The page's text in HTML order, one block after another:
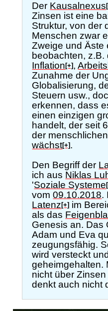
Der Kausalnexus
Zinsen ist eine
Struktur, von der
Menschen zwar
Zweige und Äste
beobachten, z.B.
Inflation[+] ,
Zunahme der
Globalisierung,
Steuern usw.,
erkennen, dass
einen einzigen
handelt, der seit
der
wächst[+] .
Den Begriff der
ich aus Niklas
'Soziale Systeme
vom09.10.2018.
Latenz[+] im
als das
Genesis an. Das
Adam und Eva
zeugungsfähig.
wird versteckt und
geheimgehalten.
nicht über
denkt auch nicht